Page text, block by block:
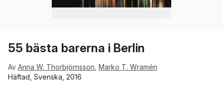
55 bästa barerna i Berlin
Av Anna W. Thorbjörnsson Marko T. Wramén
Häftad, Svenska, 2016